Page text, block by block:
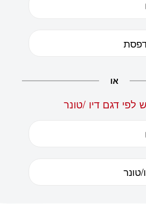
או
לפי דגם דיו /טונר